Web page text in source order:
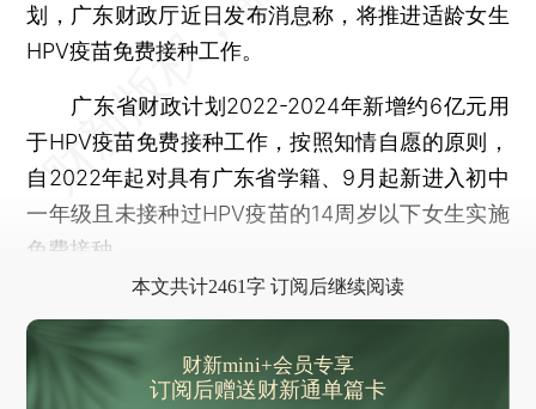
划，广东财政厅近日发布消息称，将推进适龄女生
HPV疫苗免费接种工作。
广东省财政计划2022-2024年新增约6亿元用
于HPV疫苗免费接种工作，按照知情自愿的原则，
自2022年起对具有广东省学籍、9月起新进入初中
一年级且未接种过HPV疫苗的14周岁以下女生实施
免费接种。
本文共计2461字 订阅后继续阅读
财新mini+会员专享
订阅后赠送财新通单篇卡